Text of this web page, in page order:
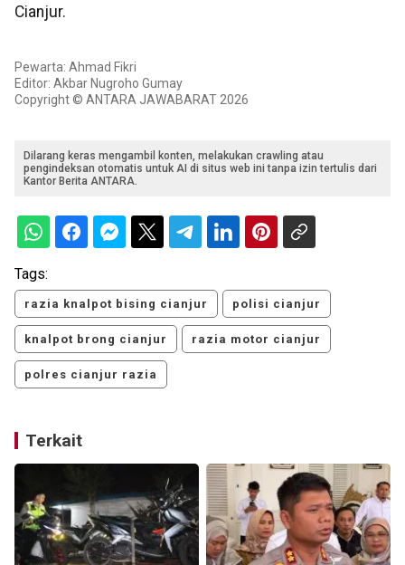
Cianjur.
Pewarta: Ahmad Fikri
Editor: Akbar Nugroho Gumay
Copyright © ANTARA JAWABARAT 2026
Dilarang keras mengambil konten, melakukan crawling atau
pengindeksan otomatis untuk AI di situs web ini tanpa izin tertulis dari
Kantor Berita ANTARA.
Tags:
razia knalpot bising cianjur polisi cianjur
knalpot brong cianjur razia motor cianjur
polres cianjur razia
Terkait